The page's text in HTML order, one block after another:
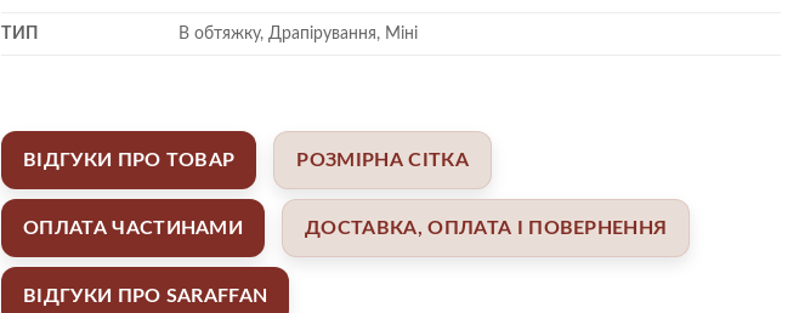
ТИП В обтяжку, Драпірування, Міні
ВІДГУКИ ПРО ТОВАР РОЗМІРНА СІТКА
ОПЛАТА ЧАСТИНАМИ ДОСТАВКА, ОПЛАТА І ПОВЕРНЕННЯ
ВІДГУКИ ПРО SARAFFAN